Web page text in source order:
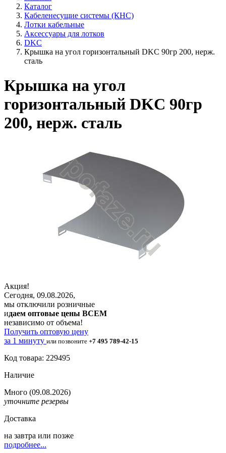
Каталог
Кабеленесущие системы (КНС)
Лотки кабельные
Аксессуары для лотков
DKC
Крышка на угол горизонтальный DKC 90гр 200, нерж.
сталь
Крышка на угол
горизонтальный DKC 90гр
200, нерж. сталь
Акция!
Сегодня, 09.08.2026,
мы отключили розничные
идаем оптовые цены ВСЕМ
независимо от объема!
Получить оптовую цену
за 1 минуту или позвоните +7 495 789-42-15
Код товара: 229495
Наличие
Много (09.08.2026)
уточните резервы
Доставка
на завтра или позже
подробнее...